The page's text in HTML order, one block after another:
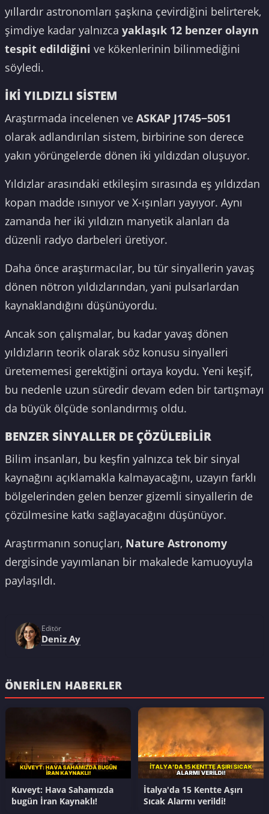
yıllardır astronomları şaşkına çevirdiğini belirterek,
şimdiye kadar yalnızca yaklaşık 12 benzer olayın
tespit edildiğini ve kökenlerinin bilinmediğini
söyledi.
İKİ YILDIZLI SİSTEM
Araştırmada incelenen ve ASKAP J1745−5051
olarak adlandırılan sistem, birbirine son derece
yakın yörüngelerde dönen iki yıldızdan oluşuyor.
Yıldızlar arasındaki etkileşim sırasında eş yıldızdan
kopan madde ısınıyor ve X-ışınları yayıyor. Aynı
zamanda her iki yıldızın manyetik alanları da
düzenli radyo darbeleri üretiyor.
Daha önce araştırmacılar, bu tür sinyallerin yavaş
dönen nötron yıldızlarından, yani pulsarlardan
kaynaklandığını düşünüyordu.
Ancak son çalışmalar, bu kadar yavaş dönen
yıldızların teorik olarak söz konusu sinyalleri
üretememesi gerektiğini ortaya koydu. Yeni keşif,
bu nedenle uzun süredir devam eden bir tartışmayı
da büyük ölçüde sonlandırmış oldu.
BENZER SİNYALLER DE ÇÖZÜLEBİLİR
Bilim insanları, bu keşfin yalnızca tek bir sinyal
kaynağını açıklamakla kalmayacağını, uzayın farklı
bölgelerinden gelen benzer gizemli sinyallerin de
çözülmesine katkı sağlayacağını düşünüyor.
Araştırmanın sonuçları, Nature Astronomy
dergisinde yayımlanan bir makalede kamuoyuyla
paylaşıldı.
Editör
Deniz Ay
ÖNERILEN HABERLER
Kuveyt: Hava Sahamızda
bugün İran Kaynaklı!
İtalya'da 15 Kentte Aşırı
Sıcak Alarmı verildi!